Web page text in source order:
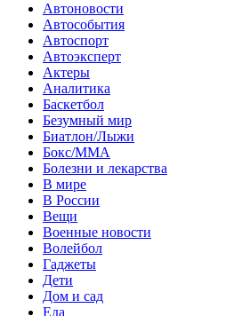
Автоновости
Автособытия
Автоспорт
Автоэксперт
Актеры
Аналитика
Баскетбол
Безумный мир
Биатлон/Лыжи
Бокс/MMA
Болезни и лекарства
В мире
В России
Вещи
Военные новости
Волейбол
Гаджеты
Дети
Дом и сад
Еда